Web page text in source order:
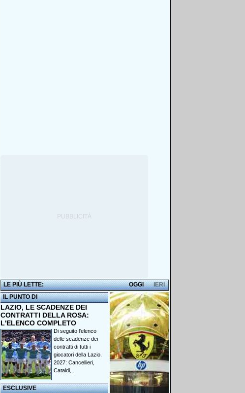
LE PIÙ LETTE: IERI
OGGI
IL PUNTO DI
LAZIO, LE SCADENZE DEI
CONTRATTI DELLA ROSA:
L'ELENCO COMPLETO
Di seguito l'elenco
delle scadenze dei
contratti di tutti i
giocatori della Lazio.
2027: Cancellieri,
Cataldi,...
ESCLUSIVE